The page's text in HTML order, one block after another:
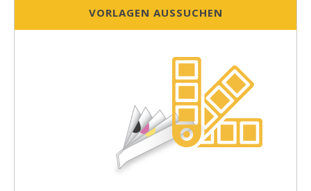
VORLAGEN AUSSUCHEN